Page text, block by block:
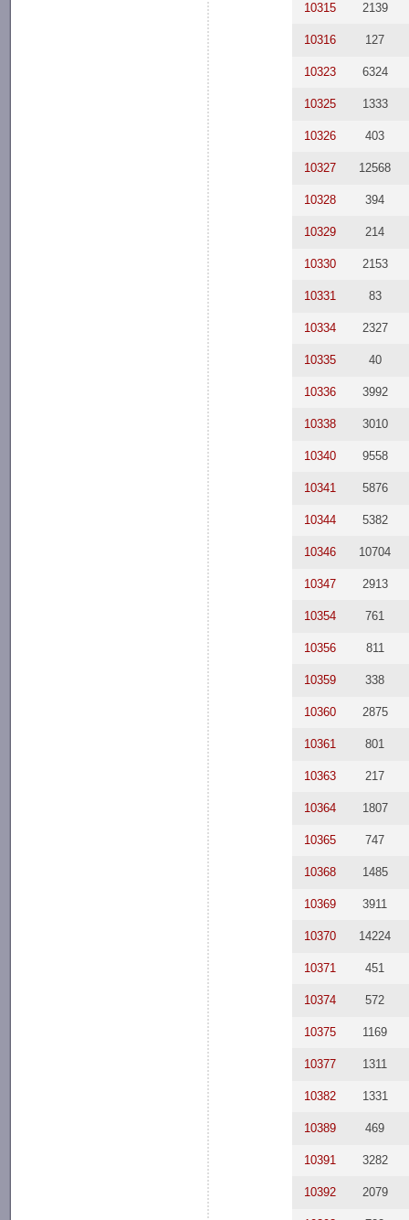
10315 2139
10316 127
10323 6324
10325 1333
10326 403
10327 12568
10328 394
10329 214
10330 2153
10331 83
10334 2327
10335 40
10336 3992
10338 3010
10340 9558
10341 5876
10344 5382
10346 10704
10347 2913
10354 761
10356 811
10359 338
10360 2875
10361 801
10363 217
10364 1807
10365 747
10368 1485
10369 3911
10370 14224
10371 451
10374 572
10375 1169
10377 1311
10382 1331
10389 469
10391 3282
10392 2079